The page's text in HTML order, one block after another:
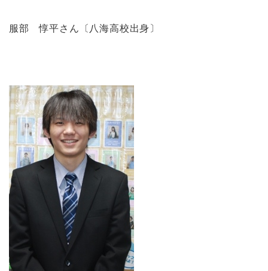
服部 惇平さん〔八海高校出身〕